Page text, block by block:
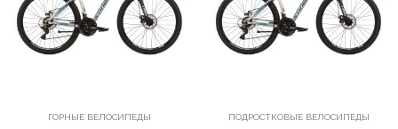
В корзину
ГОРНЫЕ ВЕЛОСИПЕДЫ В корзину
ПОДРОСТКОВЫЕ ВЕЛОСИПЕДЫ